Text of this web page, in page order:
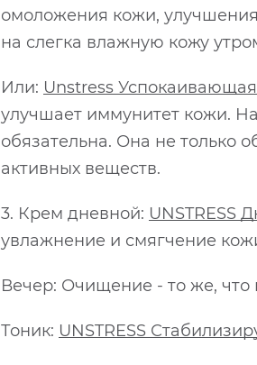
омоложения кожи,
на слегка влажную кожу
Или: Unstress Успокаивающая
улучшает иммунитет кожи.
обязательна. Она не только
активных веществ.
3. Крем дневной: UNSTRESS
увлажнение и смягчение
Вечер: Очищение - то же, что
Тоник: UNSTRESS